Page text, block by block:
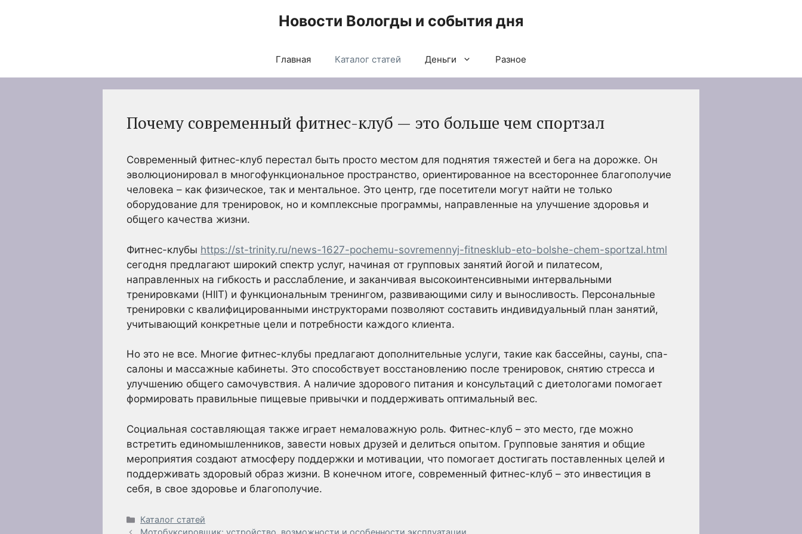
Новости Вологды и события дня
Главная Каталог статей Деньги Разное
Почему современный фитнес-клуб — это больше чем спортзал
Современный фитнес-клуб перестал быть просто местом для поднятия тяжестей и бега на дорожке. Он
эволюционировал в многофункциональное пространство, ориентированное на всестороннее благополучие
человека – как физическое, так и ментальное. Это центр, где посетители могут найти не только
оборудование для тренировок, но и комплексные программы, направленные на улучшение здоровья и
общего качества жизни.
Фитнес-клубы https://st-trinity.ru/news-1627-pochemu-sovremennyj-fitnesklub-eto-bolshe-chem-sportzal.html
сегодня предлагают широкий спектр услуг, начиная от групповых занятий йогой и пилатесом,
направленных на гибкость и расслабление, и заканчивая высокоинтенсивными интервальными
тренировками (HIIT) и функциональным тренингом, развивающими силу и выносливость. Персональные
тренировки с квалифицированными инструкторами позволяют составить индивидуальный план занятий,
учитывающий конкретные цели и потребности каждого клиента.
Но это не все. Многие фитнес-клубы предлагают дополнительные услуги, такие как бассейны, сауны, спа-
салоны и массажные кабинеты. Это способствует восстановлению после тренировок, снятию стресса и
улучшению общего самочувствия. А наличие здорового питания и консультаций с диетологами помогает
формировать правильные пищевые привычки и поддерживать оптимальный вес.
Социальная составляющая также играет немаловажную роль. Фитнес-клуб – это место, где можно
встретить единомышленников, завести новых друзей и делиться опытом. Групповые занятия и общие
мероприятия создают атмосферу поддержки и мотивации, что помогает достигать поставленных целей и
поддерживать здоровый образ жизни. В конечном итоге, современный фитнес-клуб – это инвестиция в
себя, в свое здоровье и благополучие.
Рубрики
Каталог статей